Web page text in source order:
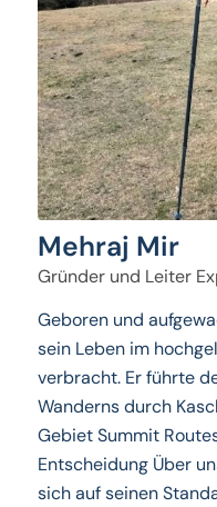
Mehraj Mir
Gründer und Leiter
Geboren und
sein Leben im
verbracht. Er führte
Wanderns durch
Gebiet Summit
Entscheidung Über
sich auf seinen